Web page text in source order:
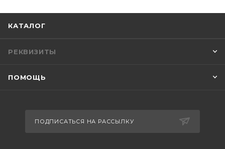
КАТАЛОГ
РЕКВИЗИТЫ
ПОМОЩЬ
ПОДПИСАТЬСЯ НА РАССЫЛКУ